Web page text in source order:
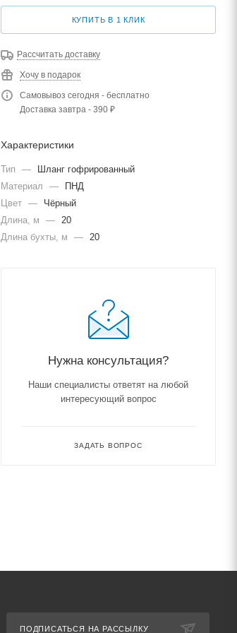
КУПИТЬ В 1 КЛИК
Рассчитать доставку
Хочу в подарок
Самовывоз сегодня - бесплатно
Доставка завтра - 390 ₽
Характеристики
Тип —
Шланг гофрированный
Материал
—
ПНД
Цвет —
Чёрный
Длина, м
— 20
Длина бухты, м
— 20
Нужна консультация?
Наши специалисты ответят на любой
интересующий вопрос
ЗАДАТЬ ВОПРОС
ПОДПИСАТЬСЯ НА РАССЫЛКУ